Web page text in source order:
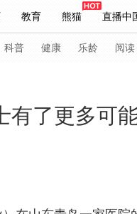
教育 熊猫 直播中
热解读 天天学习
下载央视影音
科普 健康 乐龄 阅读
有了更多可